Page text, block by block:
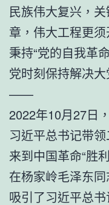
民族伟大复兴，
章，伟大工程更须
秉持“党的自我革
党时刻保持解决
——
2022年10月27日
习近平总书记带
来到中国革命“胜
在杨家岭毛泽东
吸引了习近平总